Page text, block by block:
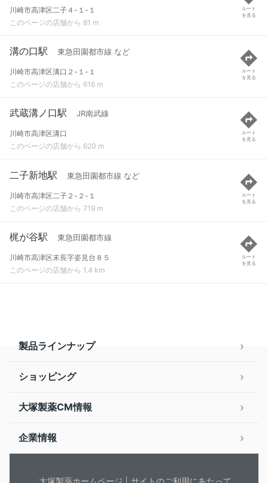
川崎市高津区二子４-１-１
このページの店舗から 81 m
ルート
を見る
溝の口駅 東急田園都市線 など
川崎市高津区溝口２-１-１
このページの店舗から 616 m
ルート
を見る
武蔵溝ノ口駅 JR南武線
川崎市高津区溝口
このページの店舗から 620 m
ルート
を見る
二子新地駅 東急田園都市線 など
川崎市高津区二子２-２-１
このページの店舗から 719 m
ルート
を見る
梶が谷駅 東急田園都市線
川崎市高津区末長字姿見台８５
このページの店舗から 1.4 km
ルート
を見る
製品ラインナップ
ショッピング
大塚製薬CM情報
企業情報